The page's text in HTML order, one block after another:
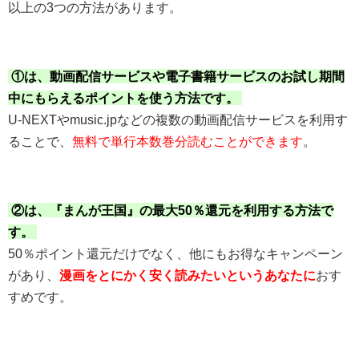
以上の3つの方法があります。
①は、動画配信サービスや電子書籍サービスのお試し期間
中にもらえるポイントを使う方法です。
U-NEXTやmusic.jpなどの複数の動画配信サービスを利用す
ることで、 無料で単行本数巻分読むことができます
②は、『まんが王国』の最大50％還元を利用する方法で
す。
50％ポイント還元だけでなく、他にもお得なキャンペーン
があり、 漫画をとにかく安く読みたいというあなたにおす
すめです。